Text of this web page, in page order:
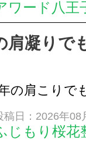
ワード八王
時間ジム&
毛
肩凝りで
の肩こりで
はい、お任
こりの原因
稿日：2026年08
じもり桜花